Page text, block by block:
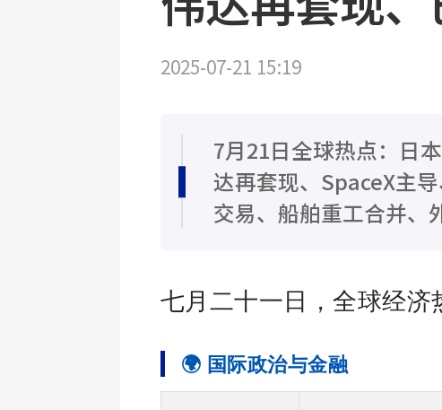
2025-07-21 15:19
7月21日全球热点：日
达再套现、SpaceX主
交易、船舶重工合并、
七月二十一日，全球经济
🌍 国际政治与金融